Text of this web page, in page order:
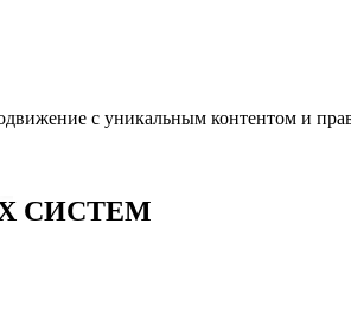
с уникальным контентом и
СИСТЕМ